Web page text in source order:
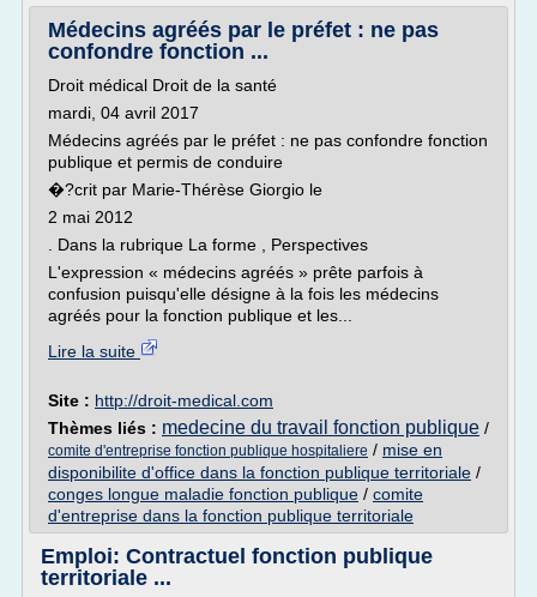
Médecins agréés par le préfet : ne pas
confondre fonction ...
Droit médical Droit de la santé
mardi, 04 avril 2017
Médecins agréés par le préfet : ne pas confondre fonction
publique et permis de conduire
�?crit par Marie-Thérèse Giorgio le
2 mai 2012
. Dans la rubrique La forme , Perspectives
L'expression « médecins agréés » prête parfois à
confusion puisqu'elle désigne à la fois les médecins
agréés pour la fonction publique et les...
Lire la suite
Site : http://droit-medical.com
Thèmes liés : medecine du travail fonction publique /
comite d'entreprise fonction publique hospitaliere / mise en
disponibilite d'office dans la fonction publique territoriale /
conges longue maladie fonction publique / comite
d'entreprise dans la fonction publique territoriale
Emploi: Contractuel fonction publique
territoriale ...